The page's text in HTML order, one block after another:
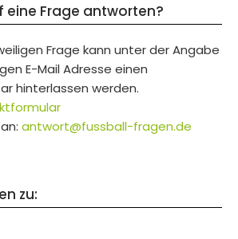
Frage antworten?
Frage kann unter der Angabe
E-Mail Adresse einen
hinterlassen werden.
antwort@fussball-fragen.de
zu: